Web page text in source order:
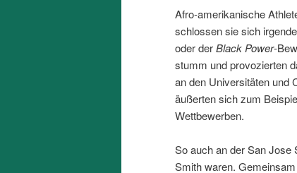
Afro-amerikanische
schlossen sie sich
oder derBlack Power-
stumm und provozierten
an den Universitäten und
äußerten sich zum
Wettbewerben.
So auch an der San Jose
Smith waren.